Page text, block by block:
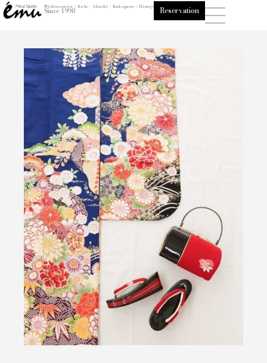
内
容
Nishinomiya / Kobe / Akashi / Kakogawa / Himeji
Since 1998 Reservation